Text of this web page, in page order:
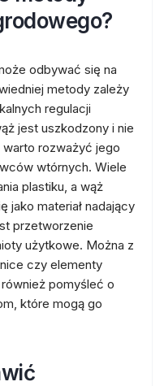
odbywać się na
metody zależy
regulacji
jest uszkodzony i nie
rozważyć jego
wtórnych. Wiele
plastiku, a wąż
jako materiał nadający
przetworzenie
użytkowe. Można z
czy elementy
pomyśleć o
które mogą go